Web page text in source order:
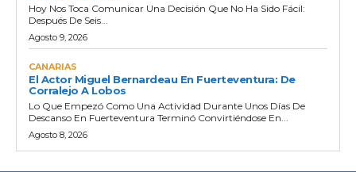
Hoy Nos Toca Comunicar Una Decisión Que No Ha Sido Fácil:
Después De Seis...
Agosto 9, 2026
CANARIAS
El Actor Miguel Bernardeau En Fuerteventura: De
Corralejo A Lobos
Lo Que Empezó Como Una Actividad Durante Unos Días De
Descanso En Fuerteventura Terminó Convirtiéndose En...
Agosto 8, 2026